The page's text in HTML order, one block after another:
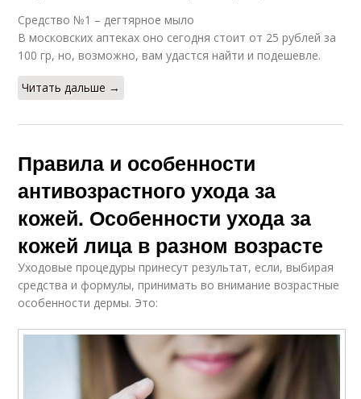
Средство №1 – дегтярное мыло
В московских аптеках оно сегодня стоит от 25 рублей за
100 гр, но, возможно, вам удастся найти и подешевле.
Читать дальше →
Правила и особенности
антивозрастного ухода за
кожей. Особенности ухода за
кожей лица в разном возрасте
Уходовые процедуры принесут результат, если, выбирая
средства и формулы, принимать во внимание возрастные
особенности дермы. Это: